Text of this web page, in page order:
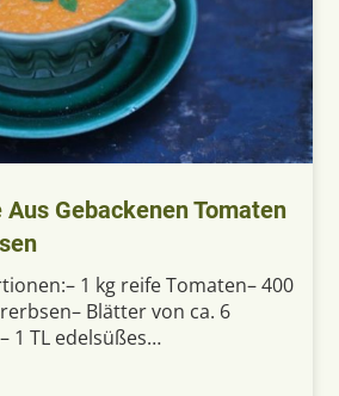
Gebackenen Tomaten
1 kg reife Tomaten– 400
Blätter von ca. 6
1 TL edelsüßes…